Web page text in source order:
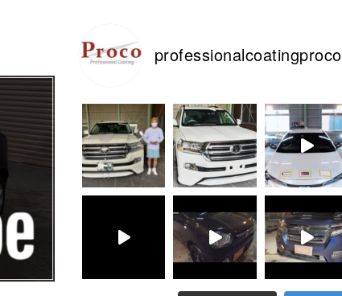
professionalcoatingproco